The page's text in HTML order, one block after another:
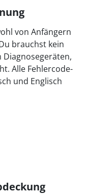
von Anfängern
brauchst kein
Diagnosegeräten,
Alle Fehlercode-
und Englisch